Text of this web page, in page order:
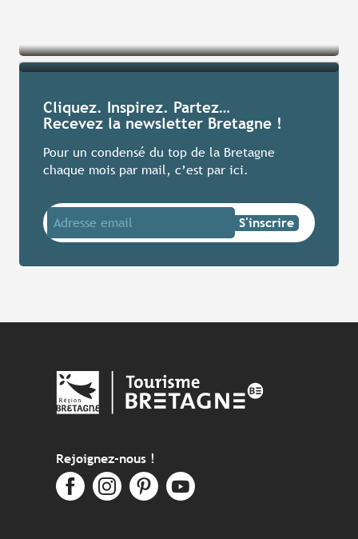
Lire la suite
Cliquez. Inspirez. Partez…
Recevez la newsletter Bretagne !
Pour un condensé du top de la Bretagne
chaque mois par mail, c’est par ici.
Rejoignez-nous !